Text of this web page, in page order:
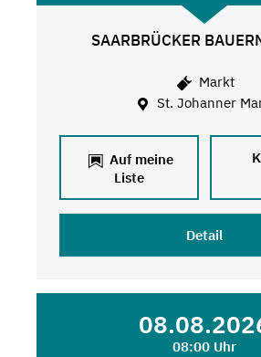
SAARBRÜCKER
Markt
St. Johanner
Auf meine
Liste
Detail
08:00 Uhr